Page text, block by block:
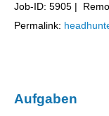
Job-ID: 5905 |
Permalink:
Aufgaben